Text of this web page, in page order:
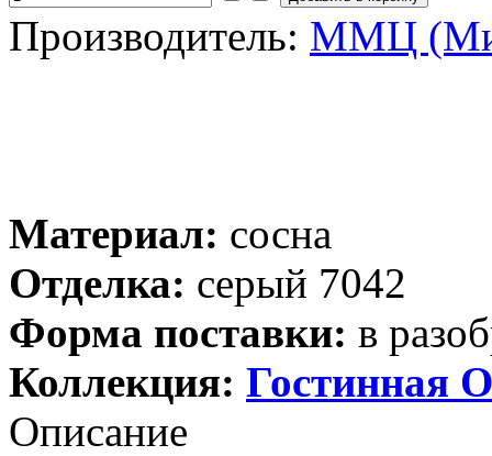
Производитель: ММЦ
Материал: сосна
Отделка: серый 7042
Форма поставки: в
Коллекция: Гостинная
Описание